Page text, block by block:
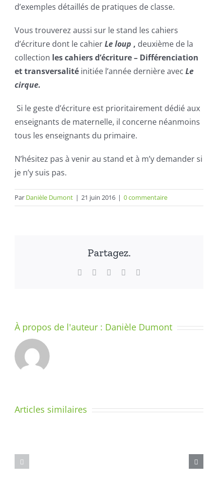
d’exemples détaillés de pratiques de classe.
Vous trouverez aussi sur le stand les cahiers
d’écriture dont le cahierLe loup , deuxième de la
collection les cahiers d’écriture – Différenciation
et transversalité initiée l’année dernière avec Le
cirque.
Si le geste d’écriture est prioritairement dédié aux
enseignants de maternelle, il concerne néanmoins
tous les enseignants du primaire.
N’hésitez pas à venir au stand et à m’y demander si
je n’y suis pas.
Par Danièle Dumont | 21 juin 2016 | 0 commentaire
Partagez.
Facebook LinkedInWhatsApp
À propos de l'auteur : Danièle Dumont
Articles similaires
Calendrier
des
conférences